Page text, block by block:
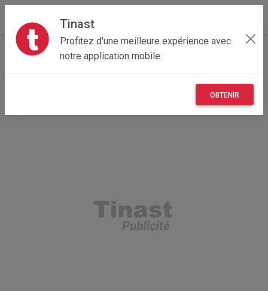
Tinast
Profitez d'une meilleure expérience avec
notre application mobile.
OBTENIR
Accueil Loisirs Grand Est
57 - Moselle